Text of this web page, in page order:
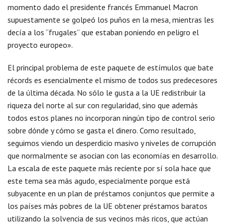
momento dado el presidente francés Emmanuel Macron
supuestamente se golpeó los puños en la mesa, mientras les
decía a los “frugales” que estaban poniendo en peligro el
proyecto europeo».
El principal problema de este paquete de estímulos que bate
récords es esencialmente el mismo de todos sus predecesores
de la última década. No sólo le gusta a la UE redistribuir la
riqueza del norte al sur con regularidad, sino que además
todos estos planes no incorporan ningún tipo de control serio
sobre dónde y cómo se gasta el dinero. Como resultado,
seguimos viendo un desperdicio masivo y niveles de corrupción
que normalmente se asocian con las economías en desarrollo.
La escala de este paquete más reciente por sí sola hace que
este tema sea más agudo, especialmente porque está
subyacente en un plan de préstamos conjuntos que permite a
los países más pobres de la UE obtener préstamos baratos
utilizando la solvencia de sus vecinos más ricos, que actúan